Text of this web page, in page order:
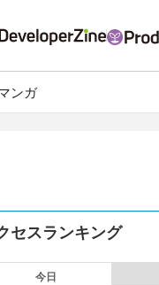
ンガ
セスランキング
今日